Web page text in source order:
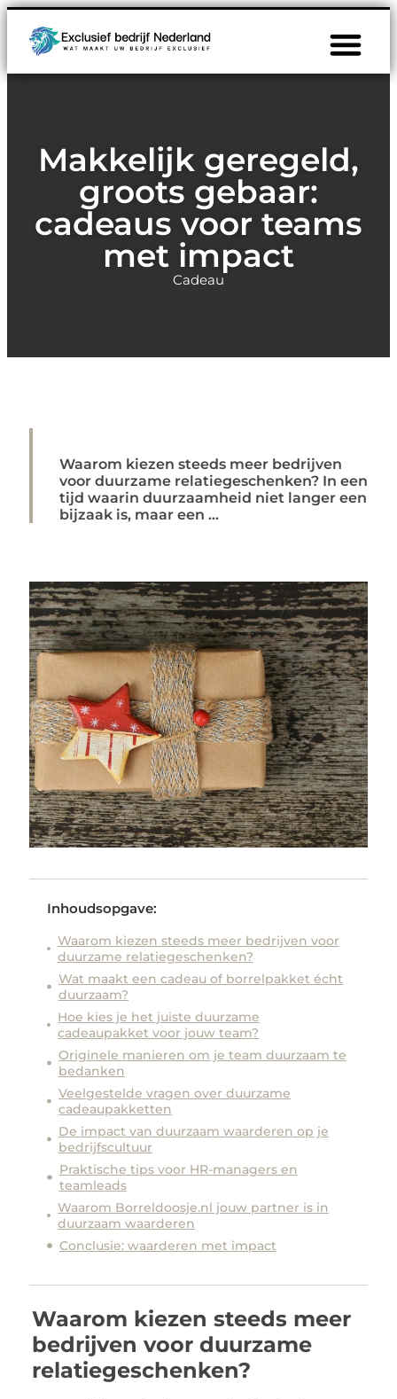
Makkelijk geregeld,
groots gebaar:
cadeaus voor teams
met impact
Cadeau
Waarom kiezen steeds meer bedrijven
voor duurzame relatiegeschenken? In een
tijd waarin duurzaamheid niet langer een
bijzaak is, maar een ...
Inhoudsopgave:
Waarom kiezen steeds meer bedrijven voor
duurzame relatiegeschenken?
Wat maakt een cadeau of borrelpakket écht
duurzaam?
Hoe kies je het juiste duurzame
cadeaupakket voor jouw team?
Originele manieren om je team duurzaam te
bedanken
Veelgestelde vragen over duurzame
cadeaupakketten
De impact van duurzaam waarderen op je
bedrijfscultuur
Praktische tips voor HR-managers en
teamleads
Waarom Borreldoosje.nl jouw partner is in
duurzaam waarderen
Conclusie: waarderen met impact
Waarom kiezen steeds meer
bedrijven voor duurzame
relatiegeschenken?